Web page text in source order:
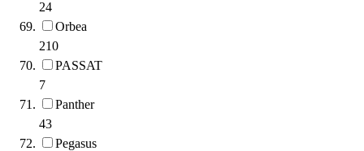
24
Orbea
210
PASSAT
7
Panther
43
Pegasus